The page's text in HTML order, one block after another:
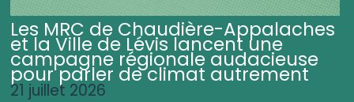
Les MRC de Chaudière-Appalaches
et la Ville de Lévis lancent une
campagne régionale audacieuse
pour parler de climat autrement
21 juillet 2026